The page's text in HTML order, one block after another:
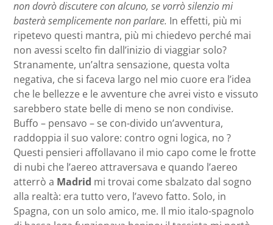
non dovrò discutere con alcuno, se vorrò silenzio mi
basterà semplicemente non parlare. In effetti, più mi
ripetevo questi mantra, più mi chiedevo perché mai
non avessi scelto fin dall’inizio di viaggiar solo?
Stranamente, un’altra sensazione, questa volta
negativa, che si faceva largo nel mio cuore era l’idea
che le bellezze e le avventure che avrei visto e vissuto
sarebbero state belle di meno se non condivise.
Buffo – pensavo – se con-divido un’avventura,
raddoppia il suo valore: contro ogni logica, no ?
Questi pensieri affollavano il mio capo come le frotte
di nubi che l’aereo attraversava e quando l’aereo
atterrò a Madrid mi trovai come sbalzato dal sogno
alla realtà: era tutto vero, l’avevo fatto. Solo, in
Spagna, con un solo amico, me. Il mio italo-spagnolo